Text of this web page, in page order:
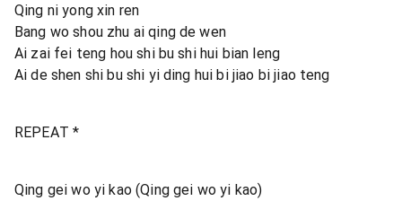
Qing ni yong xin ren
Bang wo shou zhu ai qing de wen
Ai zai fei teng hou shi bu shi hui bian leng
Ai de shen shi bu shi yi ding hui bi jiao bi jiao teng
REPEAT *
Qing gei wo yi kao (Qing gei wo yi kao)